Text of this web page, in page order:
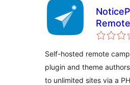
Hub for
Self-hosted remote
plugin and theme
to unlimited sites via a